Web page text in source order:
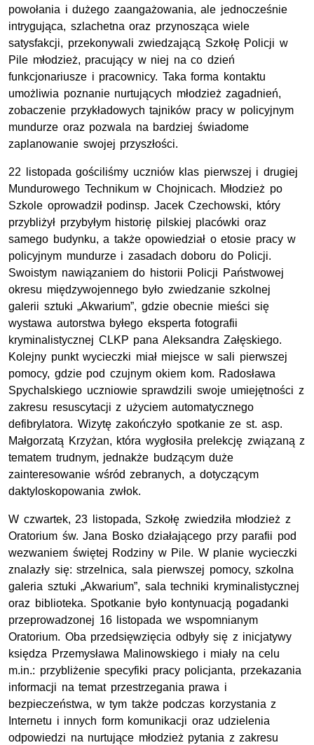
powołania i dużego zaangażowania, ale jednocześnie
intrygująca, szlachetna oraz przynosząca wiele
satysfakcji, przekonywali zwiedzającą Szkołę Policji w
Pile młodzież, pracujący w niej na co dzień
funkcjonariusze i pracownicy. Taka forma kontaktu
umożliwia poznanie nurtujących młodzież zagadnień,
zobaczenie przykładowych tajników pracy w policyjnym
mundurze oraz pozwala na bardziej świadome
zaplanowanie swojej przyszłości.
22 listopada gościliśmy uczniów klas pierwszej i drugiej
Mundurowego Technikum w Chojnicach. Młodzież po
Szkole oprowadził podinsp. Jacek Czechowski, który
przybliżył przybyłym historię pilskiej placówki oraz
samego budynku, a także opowiedział o etosie pracy w
policyjnym mundurze i zasadach doboru do Policji.
Swoistym nawiązaniem do historii Policji Państwowej
okresu międzywojennego było zwiedzanie szkolnej
galerii sztuki „Akwarium”, gdzie obecnie mieści się
wystawa autorstwa byłego eksperta fotografii
kryminalistycznej CLKP pana Aleksandra Załęskiego.
Kolejny punkt wycieczki miał miejsce w sali pierwszej
pomocy, gdzie pod czujnym okiem kom. Radosława
Spychalskiego uczniowie sprawdzili swoje umiejętności z
zakresu resuscytacji z użyciem automatycznego
defibrylatora. Wizytę zakończyło spotkanie ze st. asp.
Małgorzatą Krzyżan, która wygłosiła prelekcję związaną z
tematem trudnym, jednakże budzącym duże
zainteresowanie wśród zebranych, a dotyczącym
daktyloskopowania zwłok.
W czwartek, 23 listopada, Szkołę zwiedziła młodzież z
Oratorium św. Jana Bosko działającego przy parafii pod
wezwaniem świętej Rodziny w Pile. W planie wycieczki
znalazły się: strzelnica, sala pierwszej pomocy, szkolna
galeria sztuki „Akwarium”, sala techniki kryminalistycznej
oraz biblioteka. Spotkanie było kontynuacją pogadanki
przeprowadzonej 16 listopada we wspomnianym
Oratorium. Oba przedsięwzięcia odbyły się z inicjatywy
księdza Przemysława Malinowskiego i miały na celu
m.in.: przybliżenie specyfiki pracy policjanta, przekazania
informacji na temat przestrzegania prawa i
bezpieczeństwa, w tym także podczas korzystania z
Internetu i innych form komunikacji oraz udzielenia
odpowiedzi na nurtujące młodzież pytania z zakresu